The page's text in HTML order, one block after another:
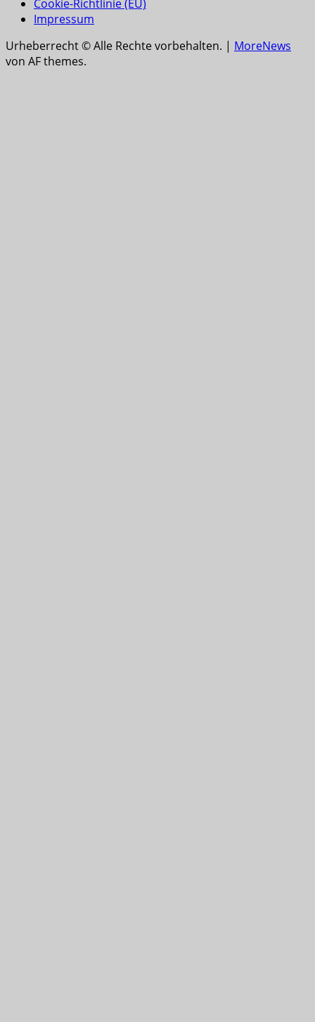
Cookie-Richtlinie (EU)
Impressum
Urheberrecht © Alle Rechte vorbehalten. | MoreNews
von AF themes.